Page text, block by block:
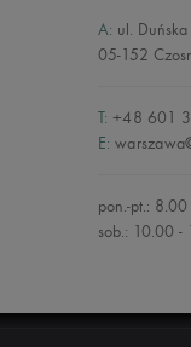
A: ul.
05-152
T: +48 601
E:
pon.-pt.:
sob.: 10.00 -